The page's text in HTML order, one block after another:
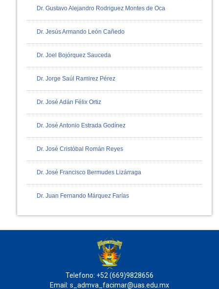
Dr. Gustavo Alejandro Rodriguez Montes de Oca
Dr. Jesús Armando León Cañedo
Dr. Joel Bojórquez Sauceda
Dr. Jorge Saúl Ramirez Pérez
Dr. José Adán Félix Ortiz
Dr. José Antonio Estrada Godínez
Dr. José Cristóbal Román Reyes
Dr. José Francisco Bermudes Lizárraga
Dr. Juan Fernando Márquez Farías
Telefono: +52 (669)9828656
Email: s_admva_facimar@uas.edu.mx